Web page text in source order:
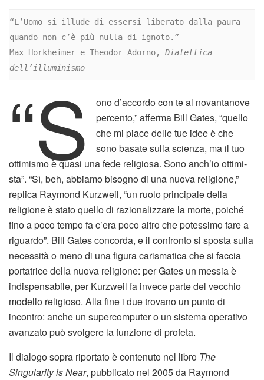
“L’Uomo si illude di essersi liberato dalla paura
quando non c’è più nulla di ignoto.”
Max Horkheimer e Theodor Adorno, Dialettica
dell’illuminismo
“S
ono d’accordo con te al novanta­nove
percento,” afferma Bill Gates, “quello
che mi piace delle tue idee è che
sono basate sulla scienza, ma il tuo
ottimismo è quasi una fede religiosa. Sono anch’io ottimi­
sta”. “Sì, beh, abbiamo bisogno di una nuova religione,”
replica Raymond Kurzweil, “un ruolo principale della
religione è stato quello di razionalizzare la morte, poiché
fino a poco tempo fa c’era poco altro che potessimo fare a
riguardo”. Bill Gates concorda, e il confronto si sposta sulla
necessità o meno di una figura carismatica che si faccia
portatrice della nuova religione: per Gates un messia è
indispensabile, per Kurzweil fa invece parte del vecchio
modello religioso. Alla fine i due trovano un punto di
incontro: anche un supercomputer o un sistema operativo
avanzato può svolgere la funzione di profeta.
Il dialogo sopra riportato è contenuto nel libro The
Singularity is Near, pubblicato nel 2005 da Raymond